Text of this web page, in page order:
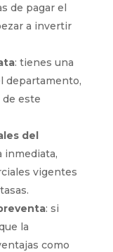
de pagar el
a invertir
: tienes una
departamento,
de este
del
inmediata,
vigentes
: si
la
como